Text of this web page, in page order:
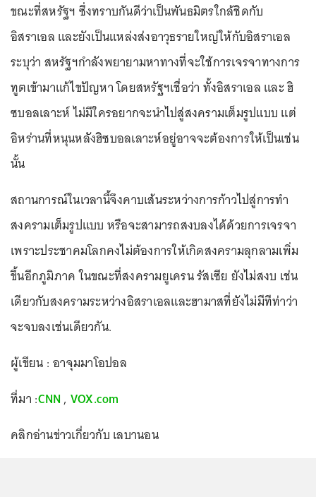
ขณะที่สหรัฐฯ ซึ่งทราบกันดีว่าเป็นพันธมิตรใกล้ชิดกับ
อิสราเอล และยังเป็นแหล่งส่งอาวุธรายใหญ่ให้กับอิสราเอล
ระบุว่า สหรัฐฯกำลังพยายามหาทางที่จะใช้การเจรจาทางการ
ทูตเข้ามาแก้ไขปัญหา โดยสหรัฐฯเชื่อว่า ทั้งอิสราเอล และ ฮิ
ซบอลเลาะห์ ไม่มีใครอยากจะนำไปสู่สงครามเต็มรูปแบบ แต่
อิหร่านที่หนุนหลังฮิซบอลเลาะห์อยู่อาจจะต้องการให้เป็นเช่น
นั้น
สถานการณ์ในเวลานี้จึงคาบเส้นระหว่างการก้าวไปสู่การทำ
สงครามเต็มรูปแบบ หรือจะสามารถสงบลงได้ด้วยการเจรจา
เพราะประชาคมโลกคงไม่ต้องการให้เกิดสงครามลุกลามเพิ่ม
ขึ้นอีกภูมิภาค ในขณะที่สงครามยูเครน รัสเซีย ยังไม่สงบ เช่น
เดียวกับสงครามระหว่างอิสราเอลและฮามาสที่ยังไม่มีทีท่าว่า
จะจบลงเช่นเดียวกัน.
ผู้เขียน : อาจุมมาโอปอล
ที่มา :CNN, VOX.com
คลิกอ่านข่าวเกี่ยวกับ เลบานอน